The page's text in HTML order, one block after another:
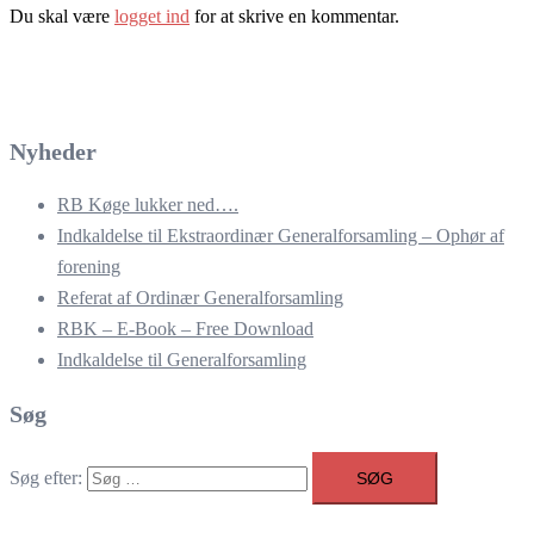
Du skal være logget ind for at skrive en kommentar.
Nyheder
RB Køge lukker ned….
Indkaldelse til Ekstraordinær Generalforsamling – Ophør af
forening
Referat af Ordinær Generalforsamling
RBK – E-Book – Free Download
Indkaldelse til Generalforsamling
Søg
Søg efter: